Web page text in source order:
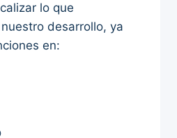
lo que
desarrollo, ya
en: